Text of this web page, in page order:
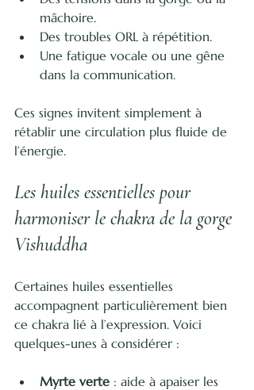
mâchoire.
Des troubles ORL à répétition.
Une fatigue vocale ou une gêne
dans la communication.
Ces signes invitent simplement à
rétablir une circulation plus fluide de
l’énergie.
Les huiles essentielles pour
harmoniser le chakra de la gorge
Vishuddha
Certaines huiles essentielles
accompagnent particulièrement bien
ce chakra lié à l’expression. Voici
quelques-unes à considérer :
Myrte verte : aide à apaiser les